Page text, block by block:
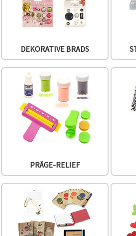
"Cookie-
Einstellungen",
um Ihre
Auswahl
können Ihre
Einwilligung
jederzeit
widerrufen.
Weitere
Informationen
finden Sie in
Cookie-
Datenschutzerklärung.
Einwilligung
werden nur
notwendige
Cookies
Impressum
Datenschutzerklärung
DEKORATIVE BRADS
PRÄGE-RELIEF